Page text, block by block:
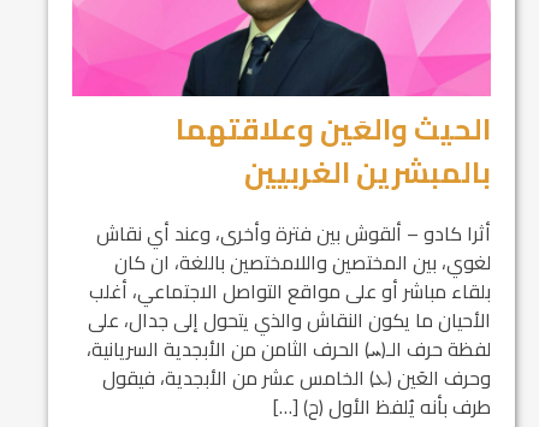
الحيث والعَين وعلاقتهما
بالمبشرين الغربيين
أثرا كادو – ألقوش بين فترة وأخرى، وعند أي نقاش
لغوي، بين المختصين واللامختصين باللغة، ان كان
بلقاء مباشر أو على مواقع التواصل الاجتماعي، أغلب
الأحيان ما يكون النقاش والذي يتحول إلى جدال، على
لفظة حرف الـ(ܚ) الحرف الثامن من الأبجدية السريانية،
وحرف العَين (ܥ) الخامس عشر من الأبجدية، فيقول
طرف بأنه يُلفظ الأول (ح) […]